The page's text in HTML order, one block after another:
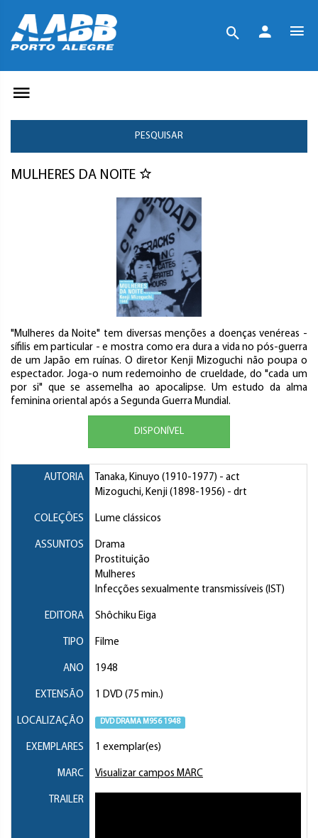
PESQUISAR
MULHERES DA NOITE
"Mulheres da Noite" tem diversas menções a doenças venéreas -
sífilis em particular - e mostra como era dura a vida no pós-guerra
de um Japão em ruínas. O diretor Kenji Mizoguchi não poupa o
espectador. Joga-o num redemoinho de crueldade, do "cada um
por si" que se assemelha ao apocalipse. Um estudo da alma
feminina oriental após a Segunda Guerra Mundial.
DISPONÍVEL
AUTORIA Tanaka, Kinuyo (1910-1977) - act
Mizoguchi, Kenji (1898-1956) - drt
COLEÇÕES Lume clássicos
ASSUNTOS
Drama
Prostituição
Mulheres
Infecções sexualmente transmissíveis (IST)
EDITORA Shôchiku Eiga
TIPO Filme
ANO 1948
EXTENSÃO 1 DVD (75 min.)
LOCALIZAÇÃO DVD DRAMA M956 1948
EXEMPLARES 1 exemplar(es)
MARC Visualizar campos MARC
TRAILER